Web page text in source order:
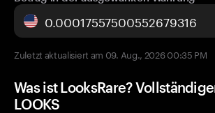
Zuletzt aktualisiert am 09. Aug., 2026 00:35 PM
Was ist LooksRare?
LOOKS